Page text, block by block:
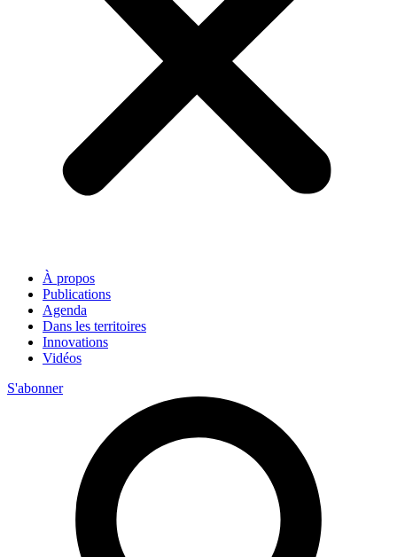
À propos
Publications
Agenda
Dans les territoires
Innovations
Vidéos
S'abonner